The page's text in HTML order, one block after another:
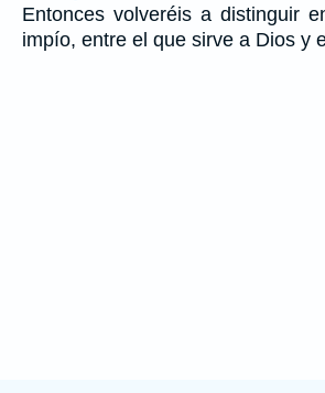
Entonces volveréis a distinguir
impío, entre el que sirve a Dios y